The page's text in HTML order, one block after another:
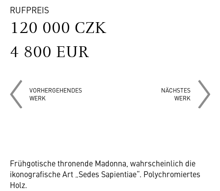
RUFPREIS
120 000 CZK
4 800 EUR
VORHERGEHENDES
WERK
NÄCHSTES
WERK
Frühgotische thronende Madonna, wahrscheinlich die
ikonografische Art „Sedes Sapientiae“. Polychromiertes
Holz.